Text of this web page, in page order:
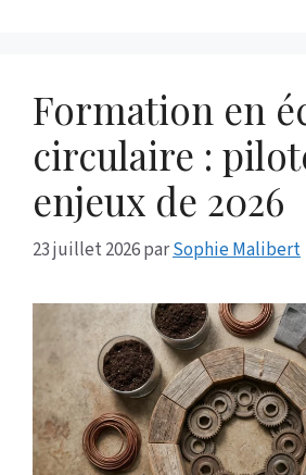
Formation en
circulaire :
enjeux de 2026
23 juillet 2026parSophie Malibert